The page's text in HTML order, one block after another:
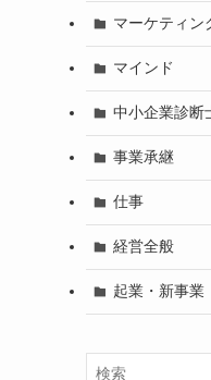
マーケティン
マインド
中小企業診断
事業承継
仕事
経営全般
起業・新事業